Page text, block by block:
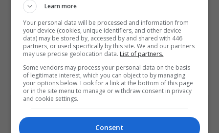
Novo vídeo de God of War mostra combate com troll e
exploração
NEXT ARTICLE
Após protestos dos fãs, Square Enix promete restaurar
gráficos de Chrono Trigger no PC
ÚLTIMAS NOTÍCIAS
Learn more
Your personal data will be processed and information from
your device (cookies, unique identifiers, and other device
data) may be stored by, accessed by and shared with 446
partners, or used specifically by this site. We and our partners
may use precise geolocation data. List of partners.
Some vendors may process your personal data on the basis
of legitimate interest, which you can object to by managing
your options below. Look for a link at the bottom of this page
or in the site menu to manage or withdraw consent in privacy
and cookie settings.
Consent